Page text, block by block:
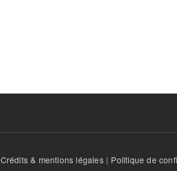
Crédits & mentions légales| Politique de